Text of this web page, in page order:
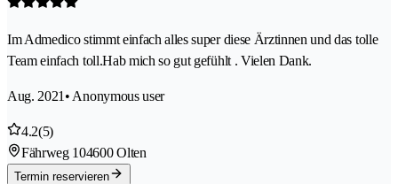
Im Admedico stimmt einfach alles super diese Ärztinnen und das tolle
Team einfach toll.Hab mich so gut gefühlt . Vielen Dank.
Aug. 2021 • Anonymous user
4.2(5)
Fährweg 104600 Olten
Termin reservieren